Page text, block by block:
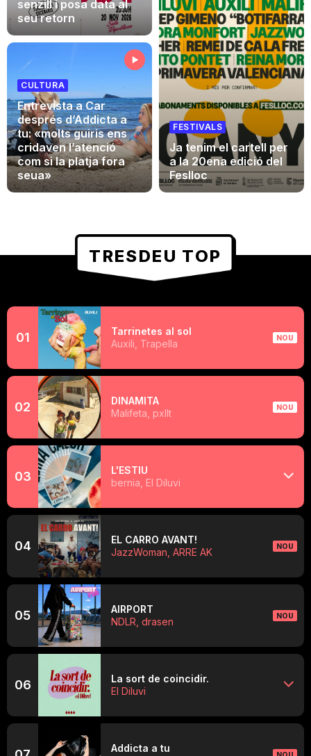
senzill i posa data al
seu retorn
CULTURA
Entrevista a Car
després d’Addicta a
tu: «molts guiris ens
cridaven l’atenció
com si la platja fora
seua»
FESTIVALS
Ja tenim el cartell per
a la 20ena edició del
Feslloc
TRESDEU TOP
01
Tarrinetes al sol
Auxili, Trapella
NOU
02
DINAMITA
Malifeta, pxllt
NOU
03
L'ESTIU
bernia, El Diluvi
04
EL CARRO AVANT!
JazzWoman, ARRE AK
NOU
05
AIRPORT
NDLR, drasen
NOU
06
La sort de coincidir.
El Diluvi
Addicta a tu